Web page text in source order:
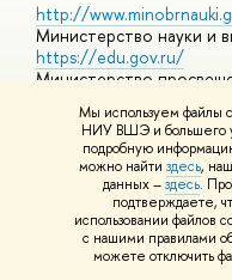
Мы используем файлы
НИУ ВШЭ и большего
подробную
можно найти здесь,
данных –здесь.
подтверждаете,
использовании
с нашими правилами
можете отключить
http://
Министерство науки и
https://edu.gov.ru/
Министерство
https://elearning.hse.ru/
Массовые открытые
© НИУ ВШЭ 1993–2026
использования материалов
Шрифты HSE Sans и HSE